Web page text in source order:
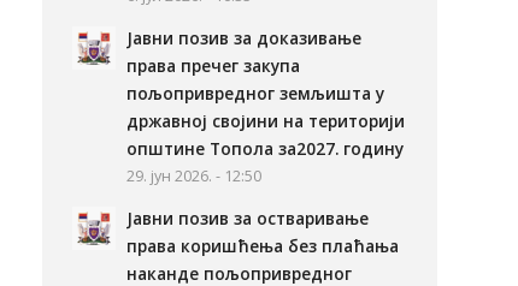
Јавни позив за доказивање
права пречег закупа
пољопривредног земљишта у
државној својини на територији
општине Топола за2027. годину
29. јун 2026. - 12:50
Јавни позив за остваривање
права коришћења без плаћања
наканде пољопривредног